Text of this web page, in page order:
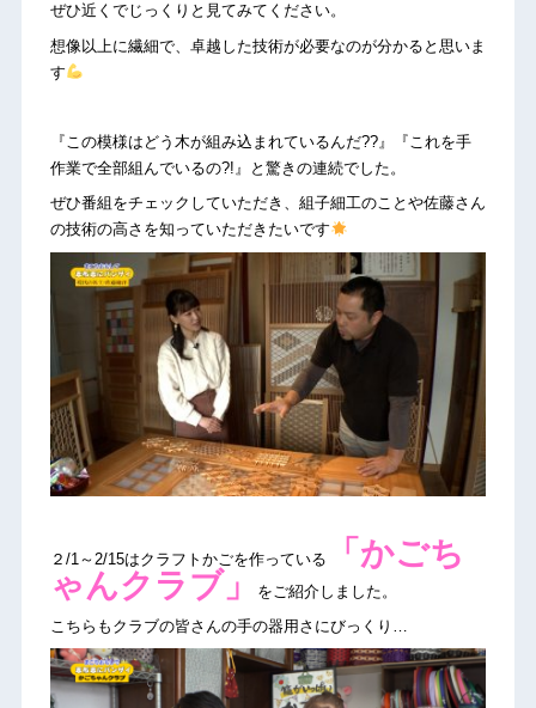
ぜひ近くでじっくりと見てみてください。
想像以上に繊細で、卓越した技術が必要なのが分かると思いま
す
『この模様はどう木が組み込まれているんだ??』『これを手
作業で全部組んでいるの?!』と驚きの連続でした。
ぜひ番組をチェックしていただき、組子細工のことや佐藤さん
の技術の高さを知っていただきたいです
２/1～2/15はクラフトかごを作っている
「かごち
ゃんクラブ」
をご紹介しました。
こちらもクラブの皆さんの手の器用さにびっくり…